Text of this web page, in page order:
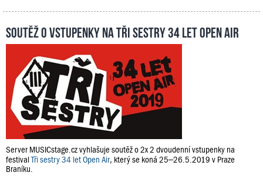
Soutěž o vstupenky na Tři sestry 34 let Open Air
Server MUSICstage.cz vyhlašuje soutěž o 2x 2 dvoudenní vstupenky na
festivalTři sestry 34 let Open Air, který se koná 25–26.5.2019 v Praze
Braníku.